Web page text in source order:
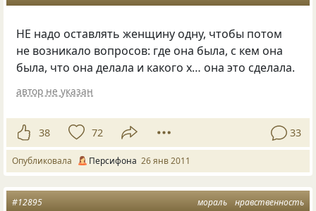
НЕ надо оставлять женщину одну, чтобы потом
не возникало вопросов: где она была, с кем она
была, что она делала и какого х… она это сделала.
автор не указан
38 72 33
Опубликовала Персифона 26 янв 2011
мораль нравственность
#12895